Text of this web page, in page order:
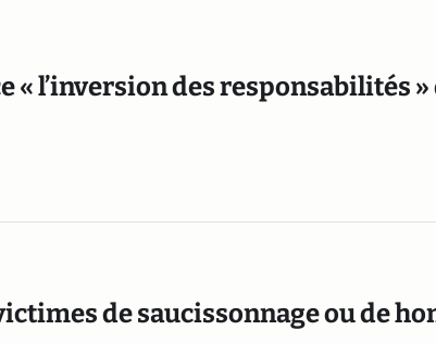
« l’inversion des responsabilités »
de saucissonnage ou de